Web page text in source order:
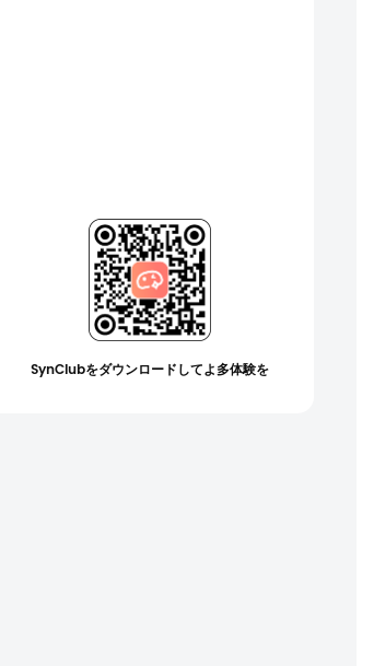
SynClubをダウンロードしてよ多体験を